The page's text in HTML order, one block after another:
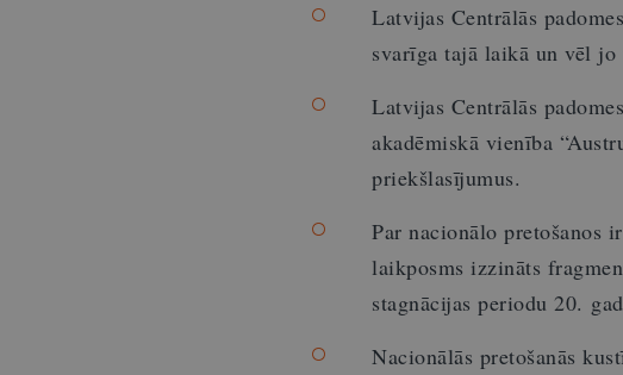
Latvijas Centrālās
svarīga tajā laikā un vēl
Latvijas Centrālās
akadēmiskā vienība
priekšlasījumus.
Par nacionālo pretošanos
laikposms izzināts
stagnācijas periodu 20.
Nacionālās pretošanās